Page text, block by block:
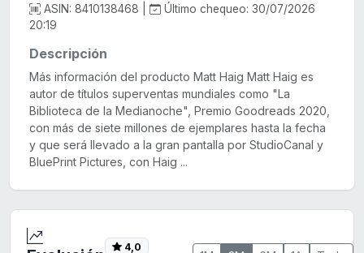
ASIN: 8410138468 |
Último chequeo: 30/07/2026
20:19
Descripción
Más información del producto Matt Haig Matt Haig es
autor de títulos superventas mundiales como "La
Biblioteca de la Medianoche", Premio Goodreads 2020,
con más de siete millones de ejemplares hasta la fecha
y que será llevado a la gran pantalla por StudioCanal y
BluePrint Pictures, con Haig ...
4,0